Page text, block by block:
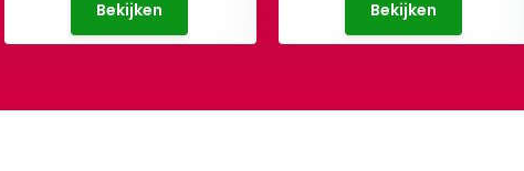
Bekijken Bekijken